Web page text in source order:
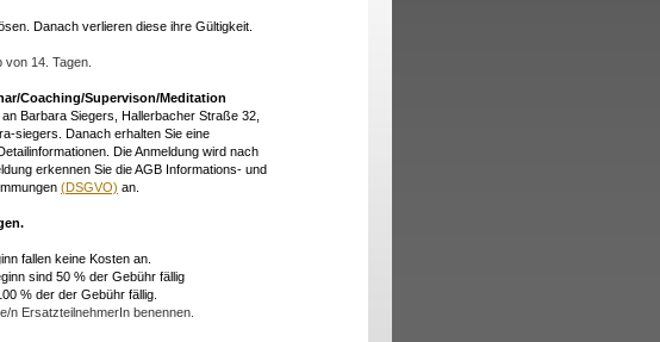
Danach verlieren diese ihre Gültigkeit.
14. Tagen.
Coaching/Supervison/Meditation
Barbara Siegers, Hallerbacher Straße 32,
siegers. Danach erhalten Sie eine
Die Anmeldung wird nach
erkennen Sie die AGB Informations- und
(DSGVO) an.
fallen keine Kosten an.
sind 50 % der Gebühr fällig
% der der Gebühr fällig.
n ErsatzteilnehmerIn benennen.